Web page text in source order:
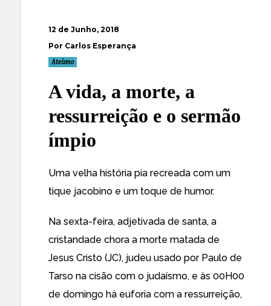
12 de Junho, 2018
Por Carlos Esperança
Ateísmo
A vida, a morte, a
ressurreição e o sermão
ímpio
Uma velha história pia recreada com um
tique jacobino e um toque de humor.
Na sexta-feira, adjetivada de santa, a
cristandade chora a morte matada de
Jesus Cristo (JC), judeu usado por Paulo de
Tarso na cisão com o judaísmo, e às 00H00
de domingo há euforia com a ressurreição,